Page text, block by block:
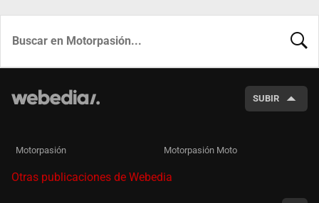
SUBIR
Motorpasión Motorpasión Moto
Otras publicaciones de Webedia